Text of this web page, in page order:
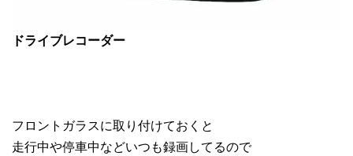
ドライブレコーダー
フロントガラスに取り付けておくと
走行中や停車中などいつも録画してるので